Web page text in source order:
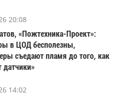
20:08
«Пожтехника-Проект»:
в ЦОД бесполезны,
съедают пламя до того, как
датчики»
14:02